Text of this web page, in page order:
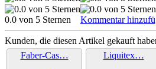
0.0 von 5 Sternen Kommentar
Kunden, die diesen Artikel gekauft
Faber-Cas…
Liquitex…